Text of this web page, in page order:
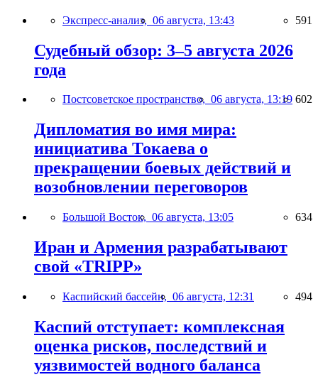
Экспресс-анализ, 06 августа, 13:43 591
Судебный обзор: 3–5 августа 2026
года
Постсоветское пространство, 06 августа, 13:19 602
Дипломатия во имя мира:
инициатива Токаева о
прекращении боевых действий и
возобновлении переговоров
Большой Восток, 06 августа, 13:05 634
Иран и Армения разрабатывают
свой «TRIPP»
Каспийский бассейн, 06 августа, 12:31 494
Каспий отступает: комплексная
оценка рисков, последствий и
уязвимостей водного баланса